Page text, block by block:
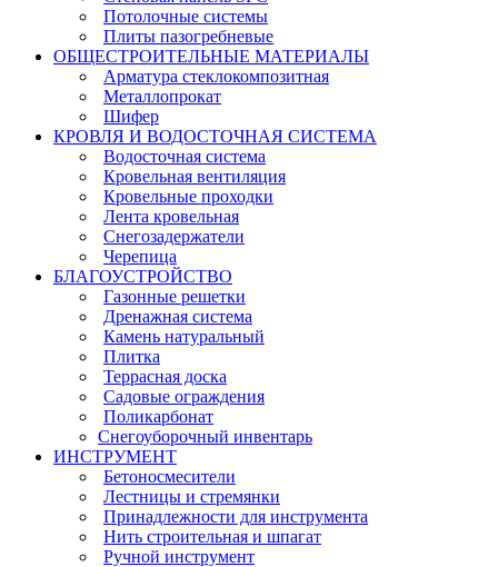
Потолочные системы
Плиты пазогребневые
ОБЩЕСТРОИТЕЛЬНЫЕ МАТЕРИАЛЫ
Арматура стеклокомпозитная
Металлопрокат
Шифер
КРОВЛЯ И ВОДОСТОЧНАЯ СИСТЕМА
Водосточная система
Кровельная вентиляция
Кровельные проходки
Лента кровельная
Снегозадержатели
Черепица
БЛАГОУСТРОЙСТВО
Газонные решетки
Дренажная система
Камень натуральный
Плитка
Террасная доска
Садовые ограждения
Поликарбонат
Снегоуборочный инвентарь
ИНСТРУМЕНТ
Бетоносмесители
Лестницы и стремянки
Принадлежности для инструмента
Нить строительная и шпагат
Ручной инструмент